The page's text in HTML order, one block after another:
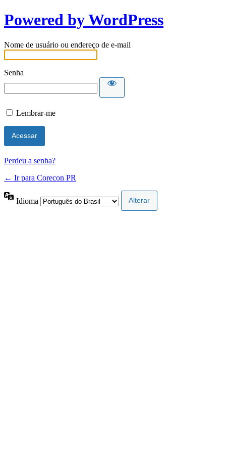
Powered by WordPress
Nome de usuário ou endereço de e-mail
Senha
Lembrar-me
Perdeu a senha?
← Ir para Corecon PR
Idioma